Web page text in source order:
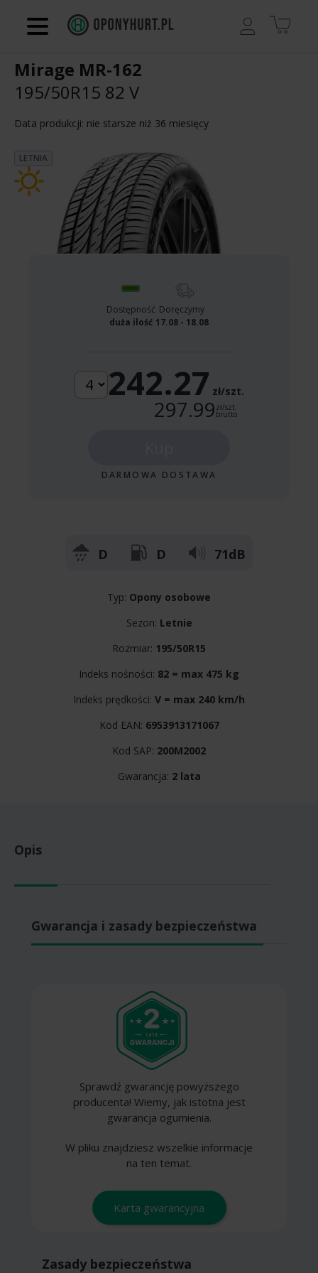
Kontakt
Mirage MR-162
195/50R15 82 V
Data produkcji: nie starsze niż 36 miesięcy
LETNIA
Dostępność
duża ilość
Doręczymy
17.08 - 18.08
242.27 zł/szt.
297.99 zł/szt.
brutto
DARMOWA DOSTAWA
D D 71dB
Typ: Opony osobowe
Sezon: Letnie
Rozmiar: 195/50R15
Indeks nośności: 82 = max 475 kg
Indeks prędkości: V = max 240 km/h
Kod EAN: 6953913171067
Kod SAP: 200M2002
Gwarancja: 2 lata
Opis
Gwarancja i zasady bezpieczeństwa
Sprawdź gwarancję powyższego
producenta! Wiemy, jak istotna jest
gwarancja ogumienia.
W pliku znajdziesz wszelkie informacje
na ten temat.
Karta gwarancyjna
Zasady bezpieczeństwa